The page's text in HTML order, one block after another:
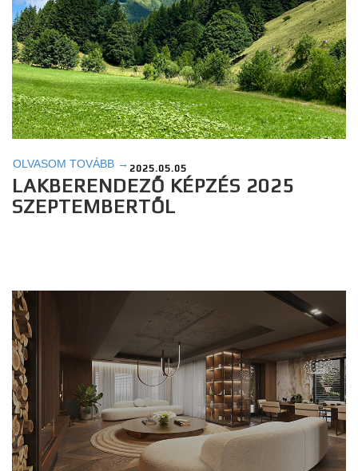
OLVASOM TOVÁBB → 2025.05.05
LAKBERENDEZŐ KÉPZÉS 2025
SZEPTEMBERTŐL